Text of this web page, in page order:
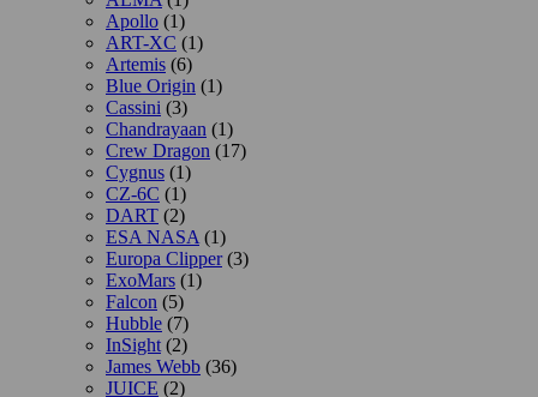
Apollo (1)
ART-XC (1)
Artemis (6)
Blue Origin (1)
Cassini (3)
Chandrayaan (1)
Crew Dragon (17)
Cygnus (1)
CZ-6C (1)
DART (2)
ESA NASA (1)
Europa Clipper(3)
ExoMars (1)
Falcon (5)
Hubble (7)
InSight (2)
James Webb (36)
JUICE (2)